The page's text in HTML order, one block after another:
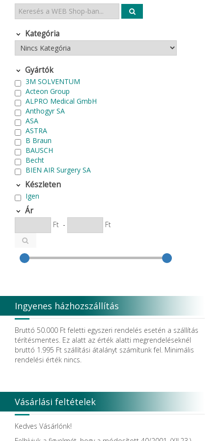
Kategória
Gyártók
3M SOLVENTUM
Acteon Group
ALPRO Medical GmbH
Anthogyr SA
ASA
ASTRA
B Braun
BAUSCH
Becht
BIEN AIR Surgery SA
Bode Chemie
Cardex
Carlo de Giorgi srl
CATTANI SpA
CAVEX
Cefla S.C.
CEMM Dental High Tech Ltd.
Coxo Medical Instrument Co. Ltd.
Degradable Solutions AG
DELTA RT.
Dendia GmbH
DenMat Holdings, LLC
Dental Film srl.
Dental Pacific
Dentis
Dentsply Sirona
Detax
DFS
DIADENT
Készleten
Igen
Ár
Ft - Ft
Ingyenes házhozszállítás
Bruttó 50.000 Ft feletti egyszeri rendelés esetén a szállítás
térítésmentes. Ez alatt az érték alatti megrendeléseknél
bruttó 1.995 Ft szállítási átalányt számítunk fel. Minimális
rendelési érték nincs.
Vásárlási feltételek
Kedves Vásárlónk!